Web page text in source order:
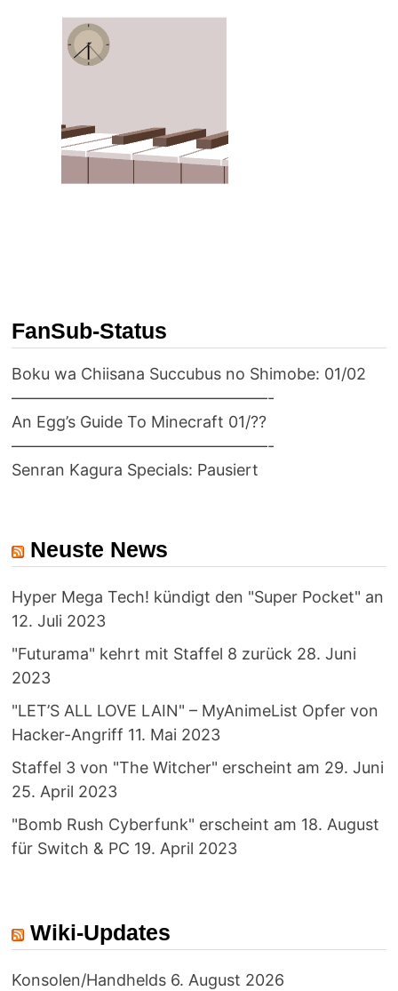
FanSub-Status
Boku wa Chiisana Succubus no Shimobe: 01/02
————————————————-
An Egg’s Guide To Minecraft 01/??
————————————————-
Senran Kagura Specials: Pausiert
Neuste News
Hyper Mega Tech! kündigt den "Super Pocket" an
12. Juli 2023
"Futurama" kehrt mit Staffel 8 zurück 28. Juni
2023
"LET’S ALL LOVE LAIN" – MyAnimeList Opfer von
Hacker-Angriff 11. Mai 2023
Staffel 3 von "The Witcher" erscheint am 29. Juni
25. April 2023
"Bomb Rush Cyberfunk" erscheint am 18. August
für Switch & PC 19. April 2023
Wiki-Updates
Konsolen/Handhelds 6. August 2026